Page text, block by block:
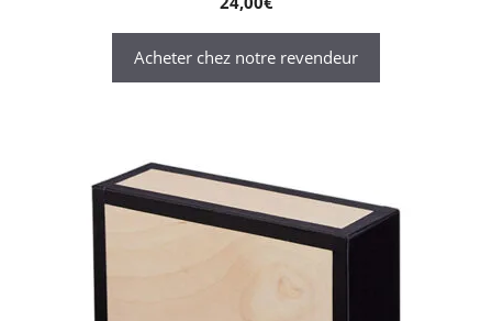
Acheter chez notre revendeur